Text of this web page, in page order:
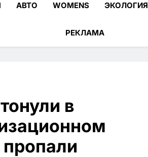
АВТО WOMENS ЭКОЛОГИЯ
РЕКЛАМА
в